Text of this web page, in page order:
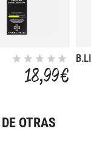
18,99 €
OTRAS